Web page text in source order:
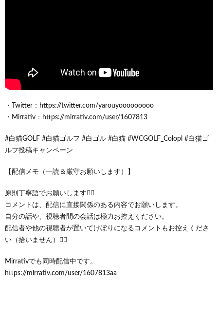
・Twitter：https://twitter.com/yarouyooooooooo
・Mirrativ：https://mirrativ.com/user/1607813
#白猫GOLF #白猫ゴルフ #白ゴル #白猫 #WCGOLF_Colopl #白猫ゴ
ルフ投稿キャンペーン
【配信メモ（一読＆厳守お願いします）】
原則丁寧語でお願いします🙇‍♂️
コメントは、配信に直接関係のある内容でお願いします。
自分の話や、視聴者間の会話は極力お控えください。
配信者や他の視聴者が置いてけぼりになるコメントもお控えくださ
い（拾いません）🙇‍♂️
Mirrativでも同時配信中です。
https://mirrativ.com/user/1607813aa